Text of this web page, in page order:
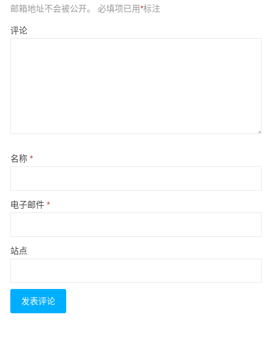
邮箱地址不会被公开。 必填项已用*标注
评论
名称 *
电子邮件 *
站点